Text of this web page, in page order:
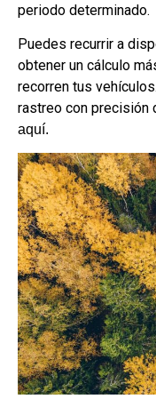
periodo determinado.
Puedes recurrir a
obtener un cálculo
recorren tus
rastreo con precisión
aquí.